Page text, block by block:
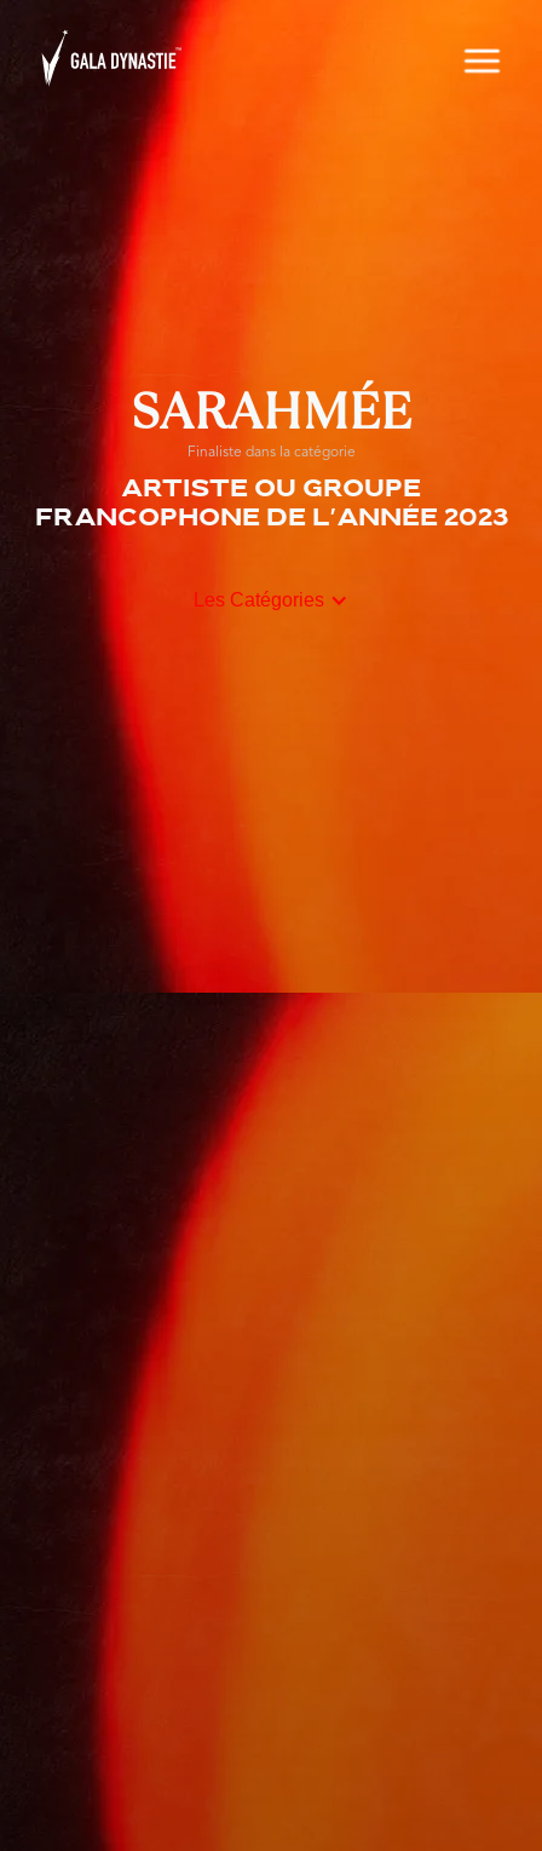
SARAHMÉE
Finaliste dans la catégorie
Artiste ou groupe
francophone de l'année 2023
Les Catégories